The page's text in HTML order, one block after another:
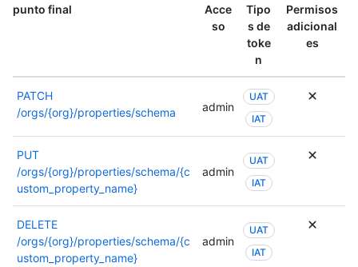
punto final
Acce
so
Tipo
s de
toke
n
Permisos
adicional
es
PATCH
/orgs/{org}/properties/schema
admin
UAT
IAT
PUT
/orgs/{org}/properties/schema/{c
ustom_property_name}
admin
UAT
IAT
DELETE
/orgs/{org}/properties/schema/{c
ustom_property_name}
admin
UAT
IAT